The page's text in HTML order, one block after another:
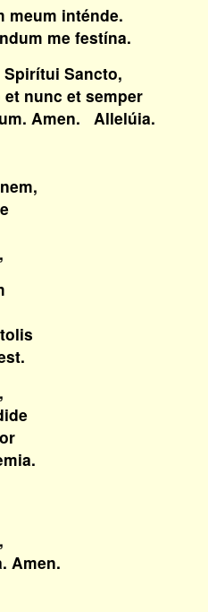
inténde.
me festína.
Sancto,
nunc et semper
Amen. Allelúia.
Amen.